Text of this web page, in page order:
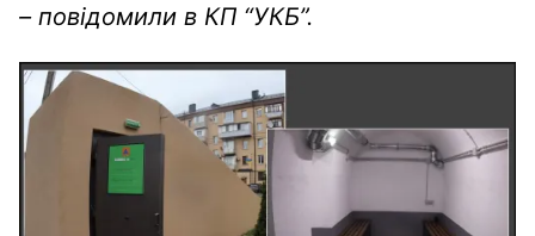
– повідомили в КП “УКБ”.